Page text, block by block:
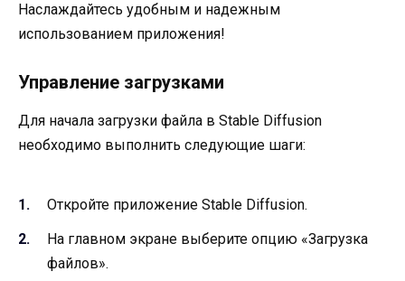
Наслаждайтесь удобным и надежным
использованием приложения!
Управление загрузками
Для начала загрузки файла в Stable Diffusion
необходимо выполнить следующие шаги:
Откройте приложение Stable Diffusion.
На главном экране выберите опцию «Загрузка
файлов».